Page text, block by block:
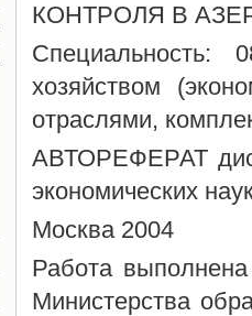
КОНТРОЛЯ В
Специальность:
хозяйством
отраслями,
АВТОРЕФЕРАТ
экономических
Москва 2004
Работа
Министерства